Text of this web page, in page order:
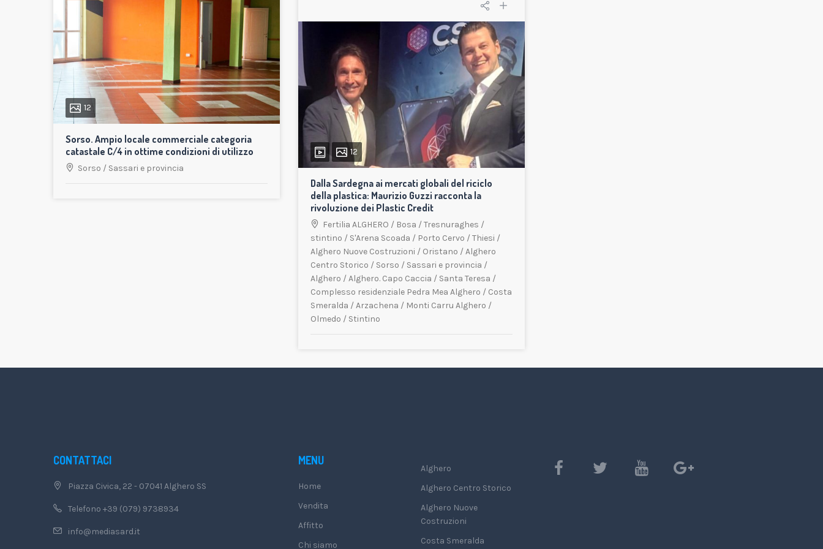
12
Sorso. Ampio locale commerciale categoria
catastale C/4 in ottime condizioni di utilizzo
Sorso / Sassari e provincia
12
Dalla Sardegna ai mercati globali del riciclo
della plastica: Maurizio Guzzi racconta la
rivoluzione dei Plastic Credit
Fertilia ALGHERO / Bosa / Tresnuraghes /
stintino / S'Arena Scoada / Porto Cervo / Thiesi /
Alghero Nuove Costruzioni / Oristano / Alghero
Centro Storico / Sorso / Sassari e provincia /
Alghero / Alghero. Capo Caccia / Santa Teresa /
Complesso residenziale Pedra Mea Alghero / Costa
Smeralda / Arzachena / Monti Carru Alghero /
Olmedo / Stintino
CONTATTACI
Piazza Civica, 22 - 07041 Alghero SS
Telefono +39 (079) 9738934
info@mediasard.it
MENU
Home
Vendita
Affitto
Chi siamo
Alghero
Alghero Centro Storico
Alghero Nuove
Costruzioni
Costa Smeralda